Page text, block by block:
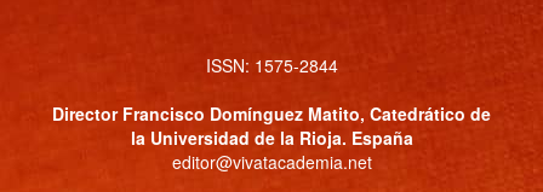
ISSN: 1575-2844
Director Francisco Domínguez Matito, Catedrático de
la Universidad de la Rioja. España
editor@vivatacademia.net